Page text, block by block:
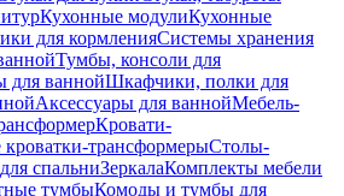
Кухонные модулиКухонные
для кормленияСистемы хранения
Тумбы, консоли для
ваннойШкафчики, полки для
Аксессуары для ваннойМебель-
Кровати-
кроватки-трансформерыСтолы-
спальниЗеркалаКомплекты мебели
тумбыКомоды и тумбы для